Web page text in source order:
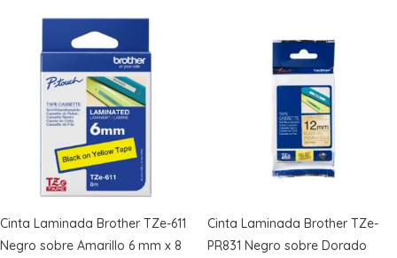
Cinta Laminada Brother TZe-611
Negro sobre Amarillo 6 mm x 8
Cinta Laminada Brother TZe-
PR831 Negro sobre Dorado